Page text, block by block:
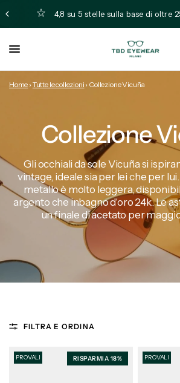
4,8 su 5 stelle sulla base di oltre
Home › Tutte le collezioni › Collezione Vicuña
Collezione
Gli occhiali da sole Vicuña si
vintage, ideale sia per lei che per
metallo è molto leggera,
argento che inbagno d'oro 24k. Le
un finale di acetato per
FILTRA E ORDINA
RISPARMIA 18%
PROVALI PROVALI